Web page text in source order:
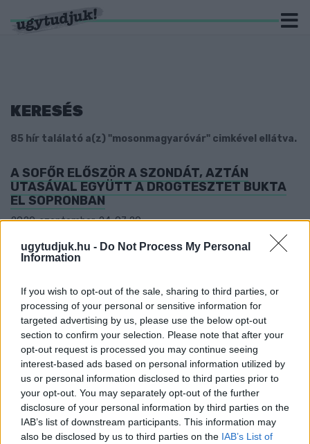
ugytudjuk.hu - Do Not Process My Personal
Information
If you wish to opt-out of the sale, sharing to third parties, or
processing of your personal or sensitive information for
targeted advertising by us, please use the below opt-out
section to confirm your selection. Please note that after your
opt-out request is processed you may continue seeing
interest-based ads based on personal information utilized by
us or personal information disclosed to third parties prior to
your opt-out. You may separately opt-out of the further
disclosure of your personal information by third parties on the
IAB’s list of downstream participants. This information may
also be disclosed by us to third parties on the IAB’s List of
KERESÉS
85 hír találató a(z) "mosonmagyaróvár" cimkével ellátva.
A SOFŐR ELŐSZÖR A SZONDÁT, AZTÁN
UTASÁVAL EGYÜTT A DROGTESZTET BUKTA
EL SOPRONBAN
2020. szeptember. 24. 07:20
Aznap este Mosonmagyaróváron is előállítottak kábítószerügy
miatt egy 33 éves férfit.
2020. szeptember. 18. 06:43
A 22 éves mosonmagyaróvári férfit jármű önkényes elvételének
bűntettével vádolják.
ÖKÖLLEL ÜTÖTTE NAGYAPJÁT A
MOSONMAGYARÓVÁRI FÉRFI
2020. június. 30. 06:59
Így akarta jobb belátásra bírni a nagyfatert.
KÉT KAMION KARAMBOLOZOTT
MOSONMAGYARÓVÁRNÁL